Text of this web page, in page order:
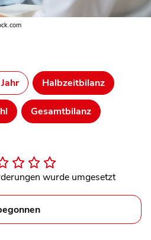
Halbzeitbilanz
Gesamtbilanz
wurde umgesetzt